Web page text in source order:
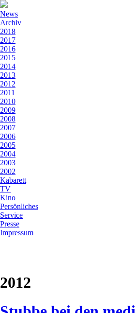
News
Archiv
2018
2017
2016
2015
2014
2013
2012
2011
2010
2009
2008
2007
2006
2005
2004
2003
2002
Kabarett
TV
Kino
Persönliches
Service
Presse
Impressum
2012